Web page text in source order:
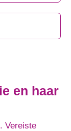
en haar
Vereiste